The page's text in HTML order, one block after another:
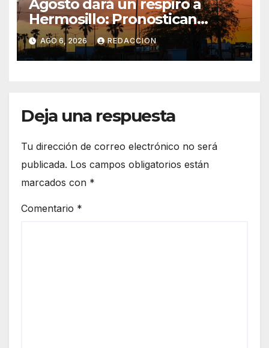
Agosto dará un respiro a
Hermosillo: Pronostican
semana lluviosa y
temperaturas de hasta 34°C
AGO 6, 2026 REDACCION
Deja una respuesta
Tu dirección de correo electrónico no será
publicada. Los campos obligatorios están
marcados con *
Comentario *